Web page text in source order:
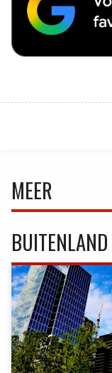
MEER
BUITENLAND